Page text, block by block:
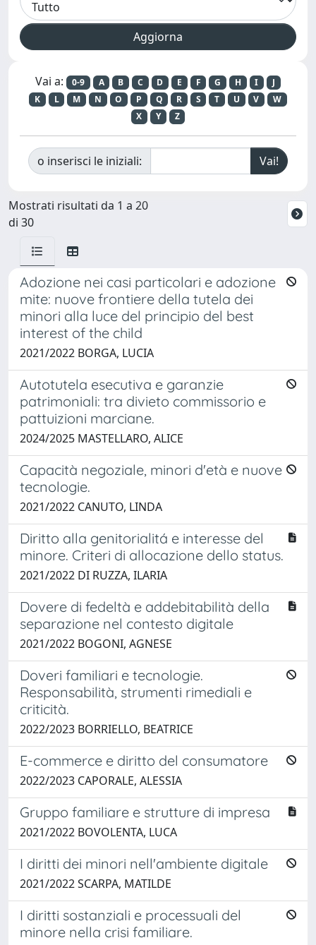
Vai a: 0-9 A B C D E F G H I
J
K
L M N O P Q R S T U V
W
X
Y Z
o inserisci le iniziali:
Mostrati risultati da 1 a 20
di 30
Adozione nei casi particolari e adozione
mite: nuove frontiere della tutela dei
minori alla luce del principio del best
interest of the child
2021/2022 BORGA, LUCIA
Autotutela esecutiva e garanzie
patrimoniali: tra divieto commissorio e
pattuizioni marciane.
2024/2025 MASTELLARO, ALICE
Capacità negoziale, minori d'età e nuove
tecnologie.
2021/2022 CANUTO, LINDA
Diritto alla genitorialitá e interesse del
minore. Criteri di allocazione dello status.
2021/2022 DI RUZZA, ILARIA
Dovere di fedeltà e addebitabilità della
separazione nel contesto digitale
2021/2022 BOGONI, AGNESE
Doveri familiari e tecnologie.
Responsabilità, strumenti rimediali e
criticità.
2022/2023 BORRIELLO, BEATRICE
E-commerce e diritto del consumatore
2022/2023 CAPORALE, ALESSIA
Gruppo familiare e strutture di impresa
2021/2022 BOVOLENTA, LUCA
I diritti dei minori nell'ambiente digitale
2021/2022 SCARPA, MATILDE
I diritti sostanziali e processuali del
minore nella crisi familiare.